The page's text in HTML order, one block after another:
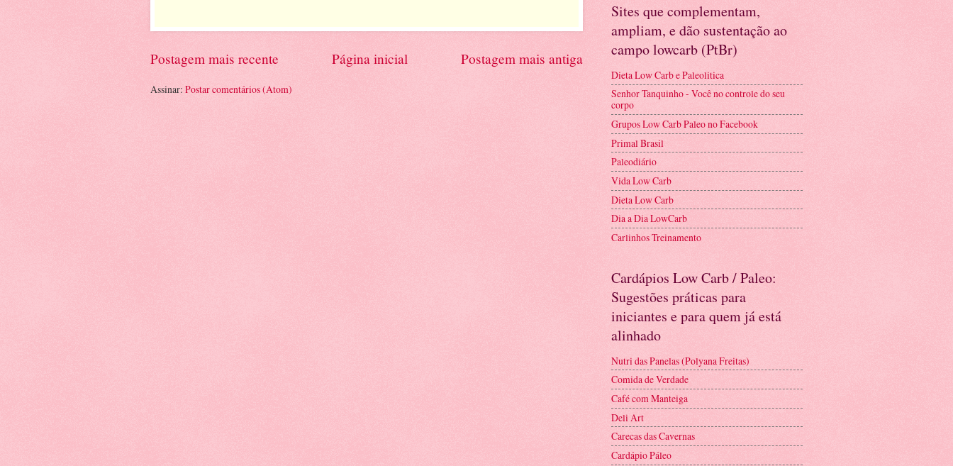
Postagem mais recente Postagem mais antiga
Página inicial
Assinar: Postar comentários (Atom)
Sites que complementam,
ampliam, e dão sustentação ao
campo lowcarb (PtBr)
Dieta Low Carb e Paleolitica
Senhor Tanquinho - Você no controle do seu
corpo
Grupos Low Carb Paleo no Facebook
Primal Brasil
Paleodiário
Vida Low Carb
Dieta Low Carb
Dia a Dia LowCarb
Carlinhos Treinamento
Cardápios Low Carb / Paleo:
Sugestões práticas para
iniciantes e para quem já está
alinhado
Nutri das Panelas (Polyana Freitas)
Comida de Verdade
Café com Manteiga
Deli Art
Carecas das Cavernas
Cardápio Páleo